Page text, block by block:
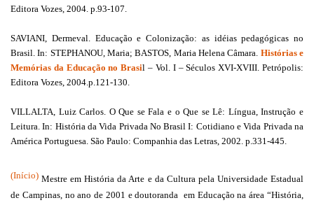
Editora Vozes, 2004. p.93-107.
SAVIANI, Dermeval. Educação e Colonização: as idéias pedagógicas no
Brasil. In: STEPHANOU, Maria; BASTOS, Maria Helena Câmara. Histórias e
Memórias da Educação no Brasil – Vol. I – Séculos XVI-XVIII. Petrópolis:
Editora Vozes, 2004.p.121-130.
VILLALTA, Luiz Carlos. O Que se Fala e o Que se Lê: Língua, Instrução e
Leitura. In: História da Vida Privada No Brasil I: Cotidiano e Vida Privada na
América Portuguesa. São Paulo: Companhia das Letras, 2002. p.331-445.
(Início)Mestre em História da Arte e da Cultura pela Universidade Estadual
de Campinas, no ano de 2001 e doutoranda em Educação na área “História,